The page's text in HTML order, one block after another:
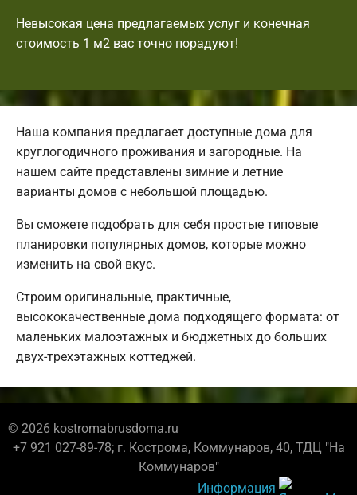
Невысокая цена предлагаемых услуг и конечная
стоимость 1 м2 вас точно порадуют!
Наша компания предлагает доступные дома для
круглогодичного проживания и загородные. На
нашем сайте представлены зимние и летние
варианты домов с небольшой площадью.
Вы сможете подобрать для себя простые типовые
планировки популярных домов, которые можно
изменить на свой вкус.
Строим оригинальные, практичные,
высококачественные дома подходящего формата: от
маленьких малоэтажных и бюджетных до больших
двух-трехэтажных коттеджей.
© 2026 kostromabrusdoma.ru
+7 921 027-89-78; г. Кострома, Коммунаров, 40, ТДЦ "На
Коммунаров"
Информация